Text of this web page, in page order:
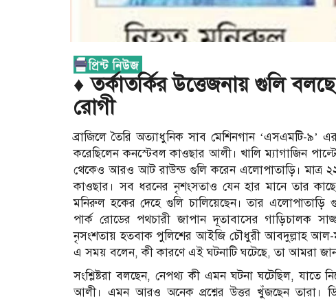
♦ তর্কাতর্কির উত্তেজনায় গুলি
রোগী
ব্রাজিলে তৈরি অত্যাধুনিক সাব মেশিনগান ‘এসএমটি-৯’
করেছিলেন কনস্টেবল কাওছার আলী। খালি ম্যাগাজিন
থেকেও আরও আট রাউন্ড গুলি করেন এলোপাতাড়ি। মাত্র
কাওছার। সব ধরনের নৃশংসতাও যেন হার মানে তার
মনিরুল হকের দেহে গুলি চালিয়েছেন। তার এলোপাতাড়ি
পার্ক রোডের পথচারী জাপান দূতাবাসের গাড়িচালক
নৃসংশতায় হতবাক পুলিশের আইজি চৌধুরী আবদুল্লাহ আল-
এ সময় বলেন, কী কারণে এই ঘটনাটি ঘটেছে, তা আমরা
সংশ্লিষ্টরা বলছেন, নেপথ্য কী এমন ঘটনা ঘটেছিল,
আলী। এমন আরও অনেক প্রশ্নের উত্তর খুঁজছেন তারা।